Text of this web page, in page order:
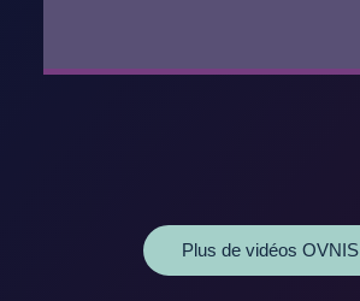
Plus de vidéos OVNIS